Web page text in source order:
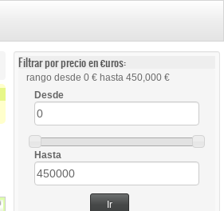
Filtrar por precio en €uros:
rango desde 0 € hasta 450,000 €
Desde
Hasta
Ir